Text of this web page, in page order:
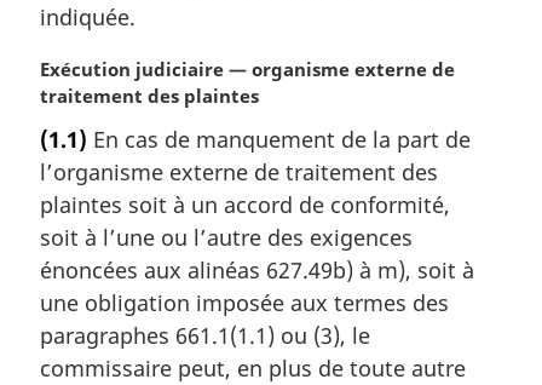
indiquée.
N
o
e
m
a
r
i
n
a
l
Exécution judiciaire — organisme externe de
traitement des plaintes
(1.1) En cas de manquement de la part de
l’organisme externe de traitement des
plaintes soit à un accord de conformité,
soit à l’une ou l’autre des exigences
énoncées aux alinéas 627.49b) à m), soit à
une obligation imposée aux termes des
paragraphes 661.1(1.1) ou (3), le
commissaire peut, en plus de toute autre